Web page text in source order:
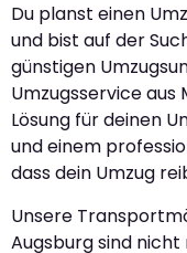
Du planst einen
und bist auf der
günstigen
Umzugsservice
Lösung für deinen
und einem
dass dein Umzug
Unsere
Augsburg sind